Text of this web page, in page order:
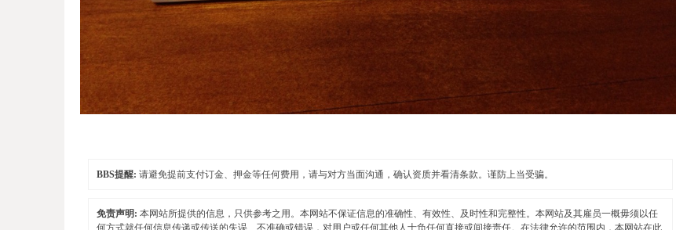
BBS提醒: 请避免提前支付订金、押金等任何费用，请与对方当面沟通，确认资质并看清条款。谨防上当受骗。
免责声明: 本网站所提供的信息，只供参考之用。本网站不保证信息的准确性、有效性、及时性和完整性。本网站及其雇员一概毋须以任
何方式就任何信息传递或传送的失误、不准确或错误，对用户或任何其他人士负任何直接或间接责任。在法律允许的范围内，本网站在此